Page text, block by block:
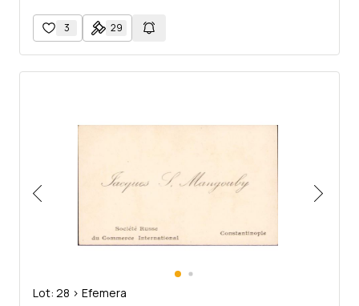
3 29
Lot: 28 > Efemera